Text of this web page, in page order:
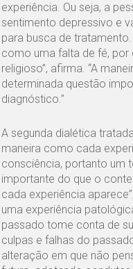
experiência. Ou seja, a
sentimento depressivo e
para busca de
como uma falta de fé, por
religioso”, afirma. “A
determinada questão
diagnóstico.”
A segunda dialética
maneira como cada
consciência, portanto um
importante do que o
cada experiência
uma experiência
passado tome conta de
culpas e falhas do
alteração em que não